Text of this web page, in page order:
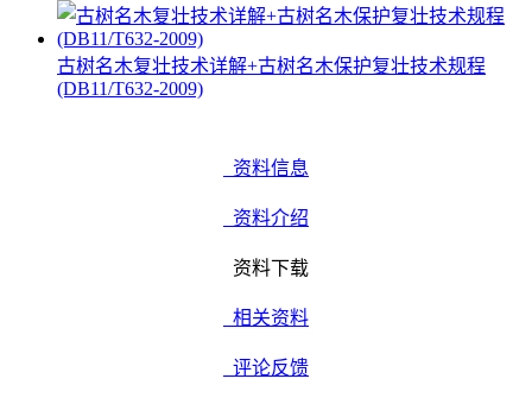
古树名木复壮技术详解+古树名木保护复壮技术规程
(DB11/T632-2009)
资料信息
资料介绍
资料下载
相关资料
评论反馈